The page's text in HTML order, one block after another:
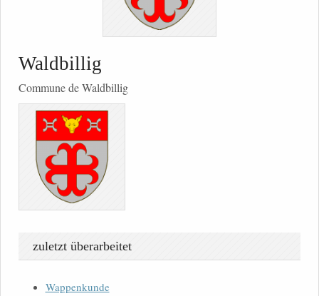
Waldbillig
Commune de Waldbillig
zuletzt überarbeitet
Wappenkunde